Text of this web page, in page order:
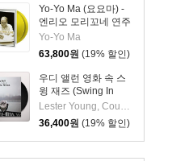
Yo-Yo Ma (요요마) -
엔리오 모리꼬네 연주
집 (Plays Ennio
Morricone) [옐로우
컬러 2LP]
Yo-Yo Ma
63,800원 (19% 할인)
우디 앨런 영화 속 스
윙 재즈 (Swing In
The Films Of Woody
Allen) [LP]
Lester Young, Count Basie, Django Reinhardt, Erroll Garner, Harry James, Sidney Bechet, Teddy Wilson, Dav
36,400원 (19% 할인)